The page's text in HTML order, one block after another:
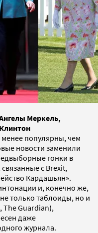
Меркель,
популярны, чем
новости заменили
гонки в
с Brexit,
Кардашьян».
и, конечно же,
только таблоиды, но и
The Guardian),
даже
журнала.